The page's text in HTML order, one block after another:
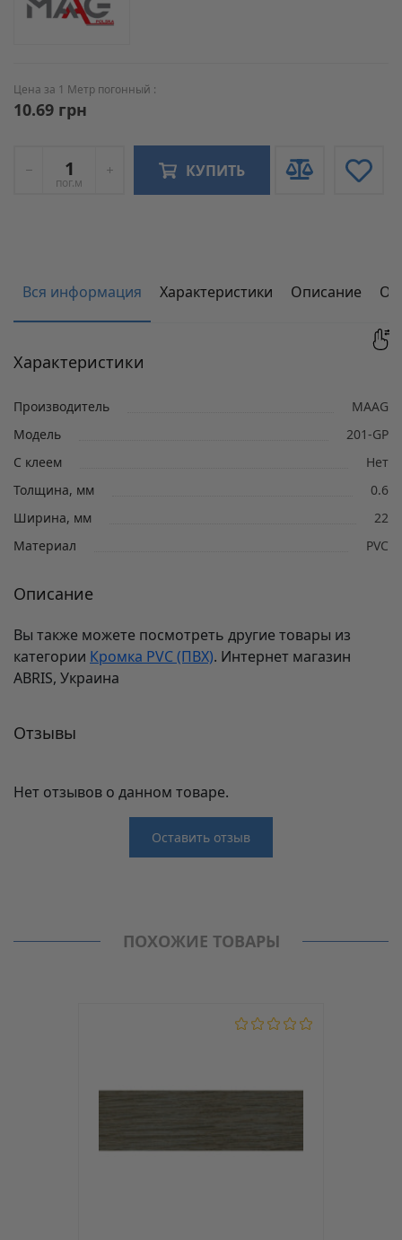
Цена за 1 Метр погонный :
10.69 грн
пог.м
КУПИТЬ
Вся информация Характеристики Описание
Характеристики
Производитель
MAAG
Модель
201-GP
С клеем
Нет
Толщина, мм
0.6
Ширина, мм
22
Материал
PVC
Описание
Вы также можете посмотреть другие товары из
категории Кромка PVC (ПВХ). Интернет магазин
ABRIS, Украина
Отзывы
Нет отзывов о данном товаре.
Оставить отзыв
Модель
201-GP
Кромка PVC (ПВХ)
ПОХОЖИЕ ТОВАРЫ